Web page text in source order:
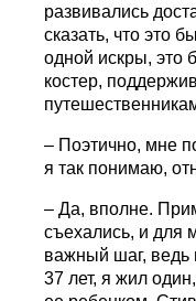
развивались
сказать, что это
одной искры, это
костер,
– Поэтично, мне
я так понимаю,
– Да, вполне.
съехались, и для
важный шаг, ведь
37 лет, я жил